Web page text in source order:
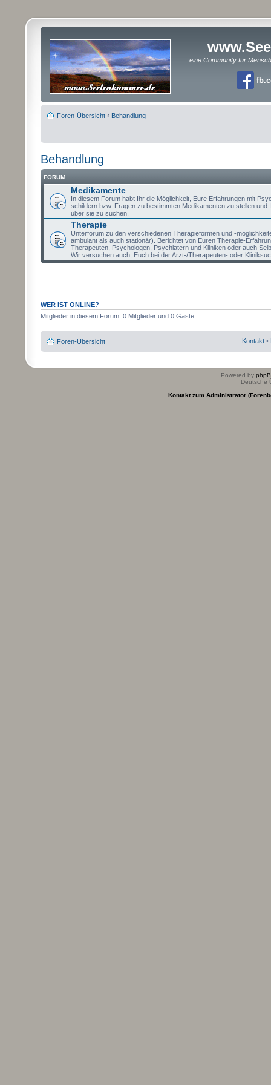
eine Community für
Foren-Übersicht ‹ Behandlung
Behandlung
FORUM
Medikamente
In diesem Forum habt Ihr die Möglichkeit, Eure Erfahrungen mit
schildern bzw. Fragen zu bestimmten Medikamenten zu stellen und
über sie zu suchen.
Therapie
Unterforum zu den verschiedenen Therapieformen und -
ambulant als auch stationär). Berichtet von Euren Therapie-
Therapeuten, Psychologen, Psychiatern und Kliniken oder auch
Wir versuchen auch, Euch bei der Arzt-/Therapeuten- oder
WER IST ONLINE?
Mitglieder in diesem Forum: 0 Mitglieder und 0 Gäste
Foren-Übersicht Kontakt •
Powered by
Deutsche
Kontakt zum Administrator